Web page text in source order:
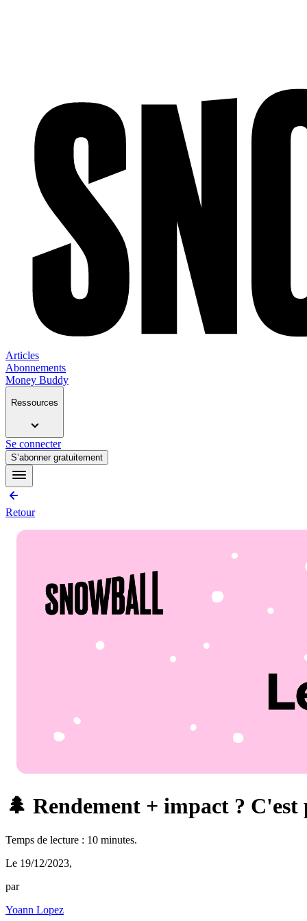
Articles
Abonnements
Money Buddy
Ressources
Se connecter
S’abonner gratuitement
Retour
🌲 Rendement + impact ? C'est
Temps de lecture : 10 minutes.
Le 19/12/2023,
par
Yoann Lopez